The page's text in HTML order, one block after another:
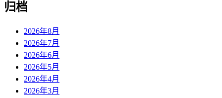
归档
2026年8月
2026年7月
2026年6月
2026年5月
2026年4月
2026年3月